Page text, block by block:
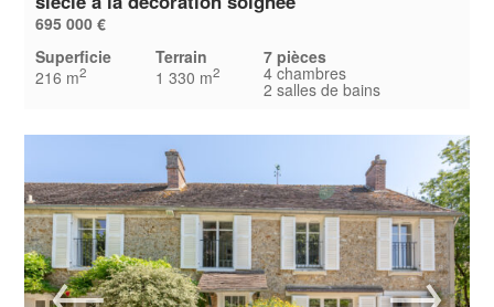
695 000 €
Superficie
216 m2
Terrain
1 330 m2
7 pièces
4 chambres
2 salles de bains